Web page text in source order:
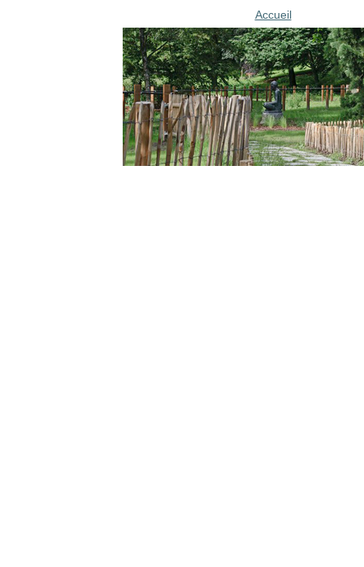
Accueil